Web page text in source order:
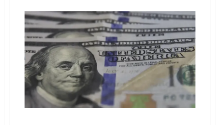
reabre
Estreito
de
Ormuz,
mas
Trump
mantém
bloqueio
e
eleva
tom
de
guerra